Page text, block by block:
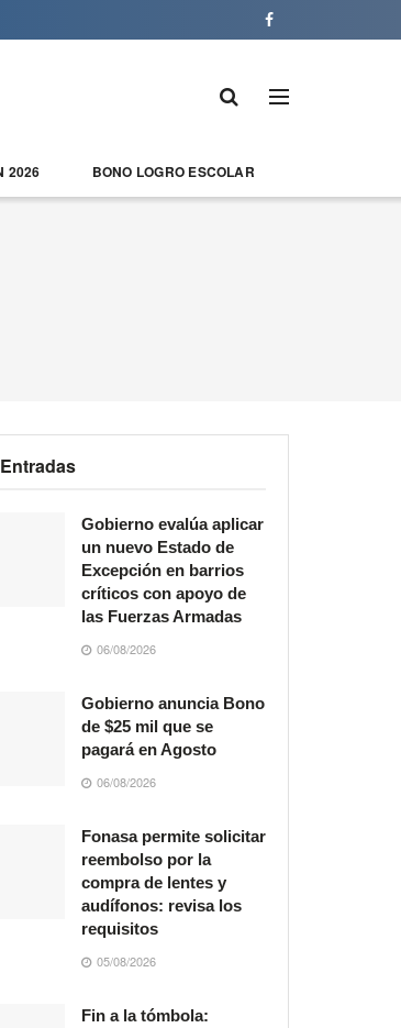
2026 BONO LOGRO ESCOLAR
Gobierno evalúa aplicar
un nuevo Estado de
Excepción en barrios
críticos con apoyo de
las Fuerzas Armadas
06/08/2026
Gobierno anuncia Bono
de $25 mil que se
pagará en Agosto
06/08/2026
Fonasa permite solicitar
reembolso por la
compra de lentes y
audífonos: revisa los
requisitos
05/08/2026
Fin a la tómbola: